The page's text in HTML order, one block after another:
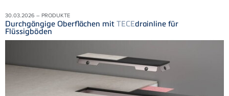
30.03.2026 – PRODUKTE
Durchgängige Oberflächen mit TECEdrainline für
Flüssigböden